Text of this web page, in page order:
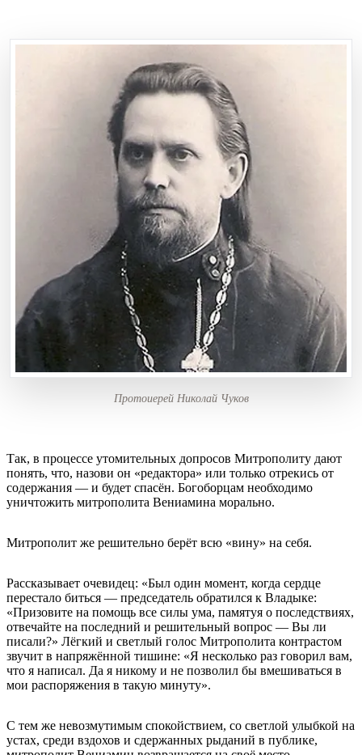
Протоиерей Николай Чуков
Так, в процессе утомительных допросов Митрополиту дают
понять, что, назови он «редактора» или только отрекись от
содержания — и будет спасён. Богоборцам необходимо
уничтожить митрополита Вениамина морально.
Митрополит же решительно берёт всю «вину» на себя.
Рассказывает очевидец: «Был один момент, когда сердце
перестало биться — председатель обратился к Владыке:
«Призовите на помощь все силы ума, памятуя о последствиях,
отвечайте на последний и решительный вопрос — Вы ли
писали?» Лёгкий и светлый голос Митрополита контрастом
звучит в напряжённой тишине: «Я несколько раз говорил вам,
что я написал. Да я никому и не позволил бы вмешиваться в
мои распоряжения в такую минуту».
С тем же невозмутимым спокойствием, со светлой улыбкой на
устах, среди вздохов и сдержанных рыданий в публике,